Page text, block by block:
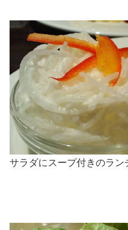
サラダにスープ付きのラン